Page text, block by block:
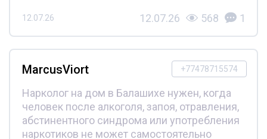
12.07.26 12.07.26 568 1
+77478715574
MarcusViort
Нарколог на дом в Балашихе нужен, когда
человек после алкоголя, запоя, отравления,
абстинентного синдрома или употребления
наркотиков не может самостоятельно